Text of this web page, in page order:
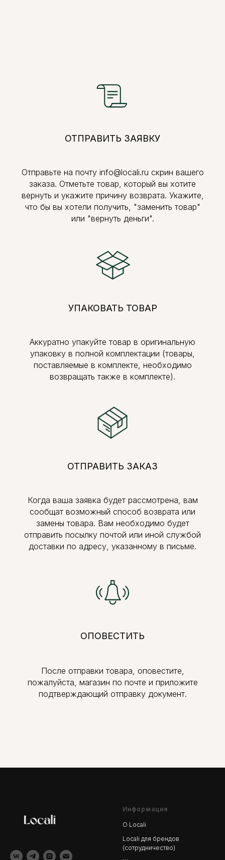
ОТПРАВИТЬ ЗАЯВКУ
Отправьте на почту info@locali.ru скрин вашего
заказа. Отметьте товар, который вы хотите
вернуть и укажите причину возврата. Укажите,
что бы вы хотели получить, "заменить товар"
или "вернуть деньги".
УПАКОВАТЬ ТОВАР
Аккуратно упакуйте товар в оригинальную
упаковку в полной комплектации (товары,
поставляемые в комплекте, необходимо
возвращать также в комплекте).
ОТПРАВИТЬ ЗАКАЗ
Когда ваша заявка будет рассмотрена, вам
сообщат возможный способ возврата или
замены товара. Вам необходимо будет
отправить посылку почтой или иной службой
доставки по адресу, указанному в письме.
ОПОВЕСТИТЬ
После отправки товара, оповестите,
пожалуйста, магазин по почте и приложите
подтверждающий отправку документ.
Информация
О Locali
Locali для брендов
(сотрудничество)